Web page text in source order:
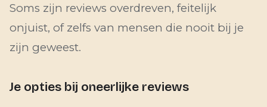
Soms zijn reviews overdreven, feitelijk
onjuist, of zelfs van mensen die nooit bij je
zijn geweest.
Je opties bij oneerlijke reviews